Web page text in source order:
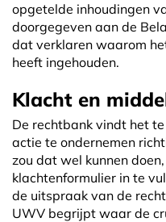
opgetelde inhoudingen
doorgegeven aan de
dat verklaren waarom
heeft ingehouden.
Klacht en
De rechtbank vindt het
actie te ondernemen
zou dat wel kunnen
klachtenformulier in te
de uitspraak van de
UWV begrijpt waar de